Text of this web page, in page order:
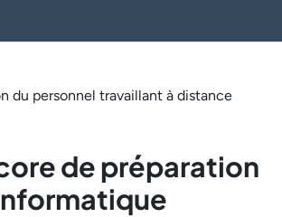
de préparation